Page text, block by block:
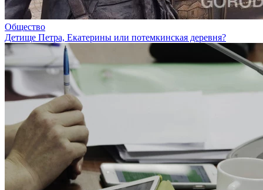
Общество
Детище Петра, Екатерины или потемкинская деревня?